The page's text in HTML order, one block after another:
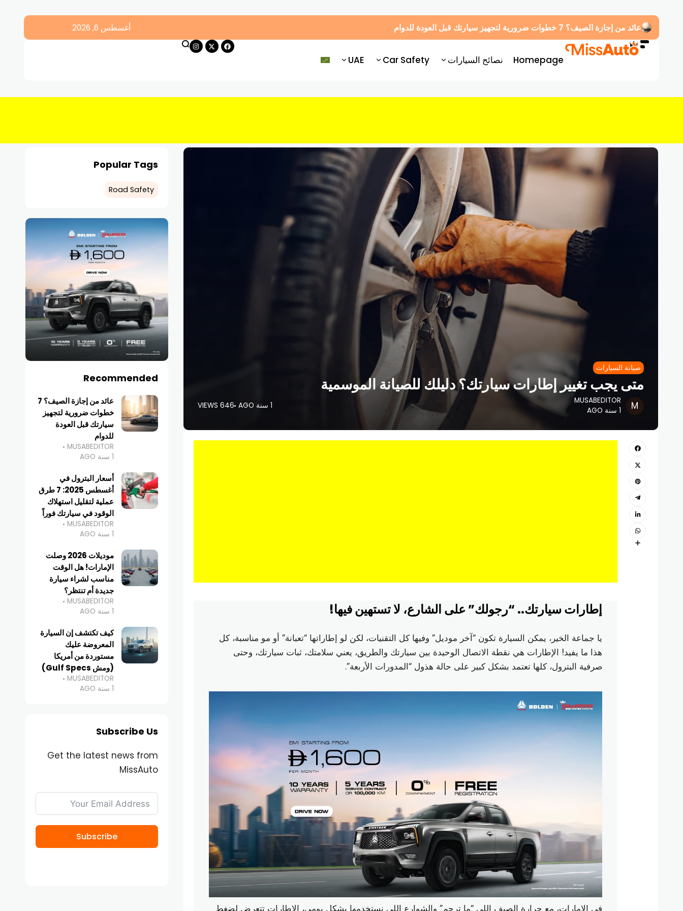
عائد من إجازة الصيف؟ 7 خطوات ضرورية لتجهيز سيارتك قبل العودة للدوام أغسطس 6, 2026
Homepage نصائح السيارات Car Safety
UAE
صيانة السيارات
متى يجب تغيير إطارات سيارتك؟ دليلك للصيانة الموسمية
MUSABEDITOR
1 سنة AGO
1 سنة AGO 646 VIEWS
إطارات سيارتك.. “رجولك” على الشارع، لا تستهين فيها!
يا جماعة الخير، يمكن السيارة تكون “آخر موديل” وفيها كل التقنيات، لكن لو إطاراتها “تعبانة” أو مو مناسبة، كل
هذا ما يفيد! الإطارات هي نقطة الاتصال الوحيدة بين سيارتك والطريق، يعني سلامتك، ثبات سيارتك، وحتى
صرفية البترول، كلها تعتمد بشكل كبير على حالة هذول “المدورات الأربعة”.
في الإمارات، مع حرارة الصيف اللي “ما ترحم” والشوارع اللي نستخدمها بشكل يومي، الإطارات تتعرض لضغط
Popular Tags
Road Safety
Recommended
عائد من إجازة الصيف؟ 7
خطوات ضرورية لتجهيز
سيارتك قبل العودة
للدوام
MUSABEDITOR
1 سنة AGO
أسعار البترول في
أغسطس 2025: 7 طرق
عملية لتقليل استهلاك
الوقود في سيارتك فوراً
MUSABEDITOR
1 سنة AGO
موديلات 2026 وصلت
الإمارات! هل الوقت
مناسب لشراء سيارة
جديدة أم تنتظر؟
MUSABEDITOR
1 سنة AGO
كيف تكتشف إن السيارة
المعروضة عليك
مستوردة من أمريكا
(ومش Gulf Specs)
MUSABEDITOR
1 سنة AGO
Subscribe Us
Get the latest news from
MissAuto
Subscribe